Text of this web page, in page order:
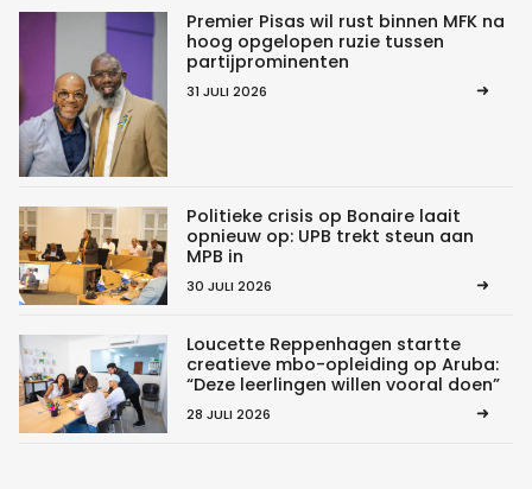
Premier Pisas wil rust binnen MFK na
hoog opgelopen ruzie tussen
partijprominenten
31 JULI 2026
Politieke crisis op Bonaire laait
opnieuw op: UPB trekt steun aan
MPB in
30 JULI 2026
Loucette Reppenhagen startte
creatieve mbo-opleiding op Aruba:
“Deze leerlingen willen vooral doen”
28 JULI 2026